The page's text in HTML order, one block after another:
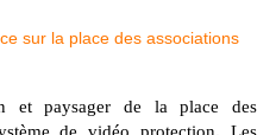
et paysager de la place des